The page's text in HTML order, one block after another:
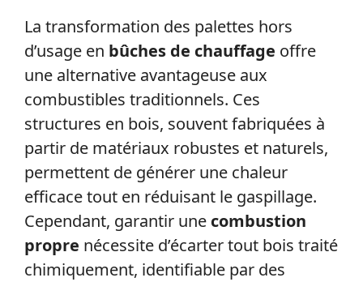
La transformation des palettes hors
d’usage en bûches de chauffage offre
une alternative avantageuse aux
combustibles traditionnels. Ces
structures en bois, souvent fabriquées à
partir de matériaux robustes et naturels,
permettent de générer une chaleur
efficace tout en réduisant le gaspillage.
Cependant, garantir une combustion
propre nécessite d’écarter tout bois traité
chimiquement, identifiable par des